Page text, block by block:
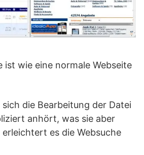
ist wie eine normale Webseite
die Bearbeitung der Datei
anhört, was sie aber
es die Websuche